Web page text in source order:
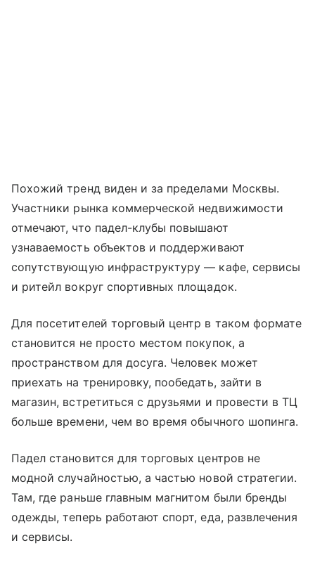
Похожий тренд виден и за пределами Москвы.
Участники рынка коммерческой недвижимости
отмечают, что падел-клубы повышают
узнаваемость объектов и поддерживают
сопутствующую инфраструктуру — кафе, сервисы
и ритейл вокруг спортивных площадок.
Для посетителей торговый центр в таком формате
становится не просто местом покупок, а
пространством для досуга. Человек может
приехать на тренировку, пообедать, зайти в
магазин, встретиться с друзьями и провести в ТЦ
больше времени, чем во время обычного шопинга.
Падел становится для торговых центров не
модной случайностью, а частью новой стратегии.
Там, где раньше главным магнитом были бренды
одежды, теперь работают спорт, еда, развлечения
и сервисы.